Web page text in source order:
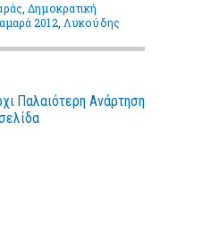
,Δημοκρατική
2012, Λυκούδης
Παλαιότερη Ανάρτηση